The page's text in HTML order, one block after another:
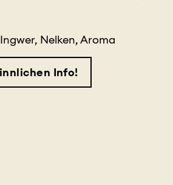
Nelken, Aroma
Info!